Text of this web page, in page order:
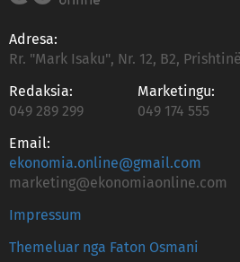
Adresa:
Rr. "Mark Isaku", Nr. 12, B2,
Redaksia:
049 289 299
Marketingu:
049 174 555
Email:
ekonomia.online@gmail.com
marketing@ekonomiaonline.com
Impressum
Themeluar nga Faton Osmani